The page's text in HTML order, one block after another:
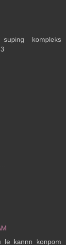
kompleks
le kannn konpom